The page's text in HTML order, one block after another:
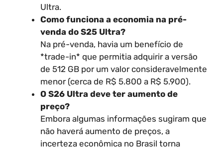
Ultra.
Como funciona a economia na pré-
venda do S25 Ultra?
Na pré-venda, havia um benefício de
*trade-in* que permitia adquirir a versão
de 512 GB por um valor consideravelmente
menor (cerca de R$ 5.800 a R$ 5.900).
O S26 Ultra deve ter aumento de
preço?
Embora algumas informações sugiram que
não haverá aumento de preços, a
incerteza econômica no Brasil torna